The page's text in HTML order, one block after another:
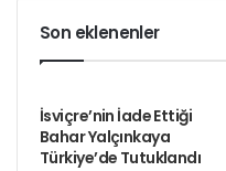
Son eklenenler
İsviçre’nin İade Ettiği
Bahar Yalçınkaya
Türkiye’de Tutuklandı